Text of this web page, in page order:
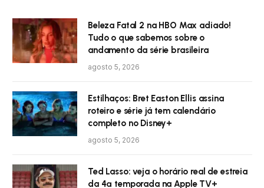
Beleza Fatal 2 na HBO Max adiado!
Tudo o que sabemos sobre o
andamento da série brasileira
agosto 5, 2026
Estilhaços: Bret Easton Ellis assina
roteiro e série já tem calendário
completo no Disney+
agosto 5, 2026
Ted Lasso: veja o horário real de estreia
da 4ª temporada na Apple TV+